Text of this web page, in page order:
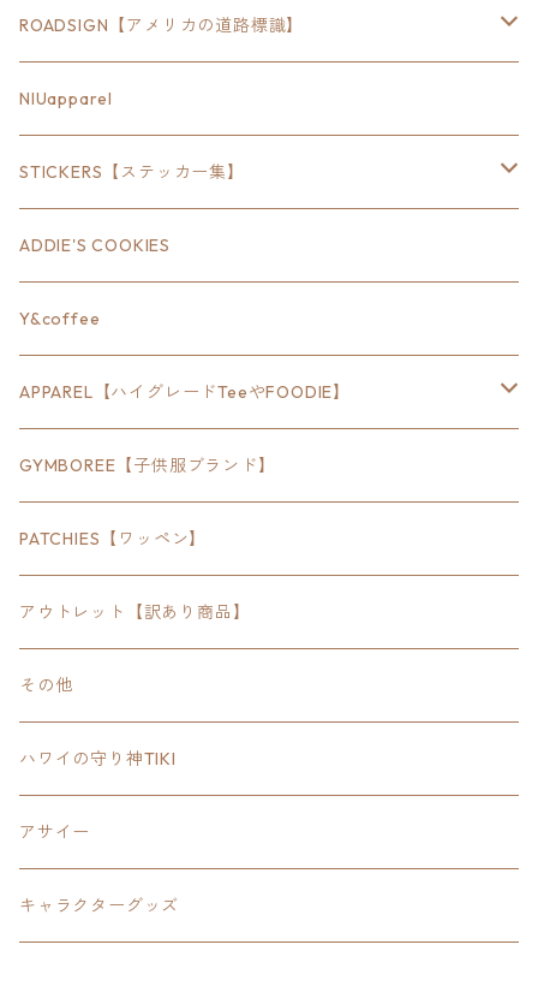
ROADSIGN【アメリカの道路標識】
18inch×6inch
18inch×8inch
18inch×12inch
24inch×8inch
18inch×24inch
30inch×24inch
18inchオクタゴン八角形
24inchオクタゴン八角形
18inch×18inchスクエア正方形
California State Routeカリフォルニア州
Interstate 州間道路型
U.S. Route国道（アメリカ）
NIUapparel
STICKERS【ステッカー集】
ステート
ハウス
クルマ
セキュリティ
アウトドア
スポーツ
ピクトグラム
ブランド
ミリタリー
ゲーム
ADDIE'S COOKIES
Y&coffee
APPAREL【ハイグレードTeeやFOODIE】
Bradley
SEWTS
FOODIE
KIDS
POMONA
GYMBOREE【子供服ブランド】
PATCHIES【ワッペン】
アウトレット【訳あり商品】
その他
ハワイの守り神TIKI
アサイー
キャラクターグッズ